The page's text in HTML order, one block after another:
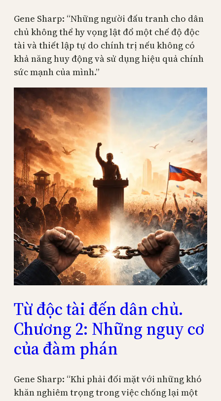
Gene Sharp: “Những người đấu tranh cho dân
chủ không thể hy vọng lật đổ một chế độ độc
tài và thiết lập tự do chính trị nếu không có
khả năng huy động và sử dụng hiệu quả chính
sức mạnh của mình.”
Từ độc tài đến dân chủ.
Chương 2: Những nguy cơ
của đàm phán
Gene Sharp: “Khi phải đối mặt với những khó
khăn nghiêm trọng trong việc chống lại một